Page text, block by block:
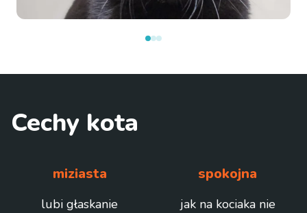
Cechy kota
miziasta
lubi głaskanie
spokojna
jak na kociaka nie